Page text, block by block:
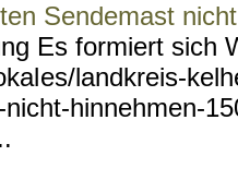
Sendemast
Es formiert sich
es/landkreis-
nicht-hinnehmen-